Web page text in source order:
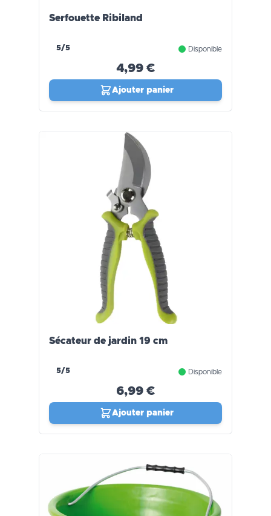
Serfouette Ribiland
5/5 Disponible
4,99 €
Ajouter panier
Sécateur de jardin 19 cm
5/5 Disponible
6,99 €
Ajouter panier